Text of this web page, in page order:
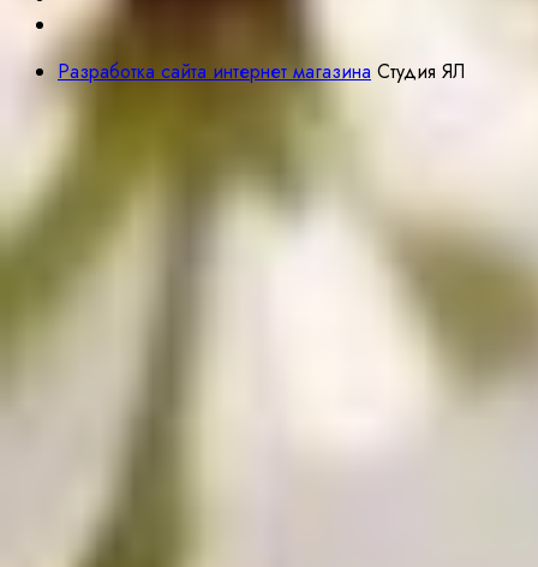
Разработка сайта интернет магазина Студия ЯЛ